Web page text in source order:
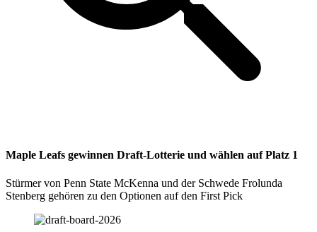
Maple Leafs gewinnen Draft-Lotterie und wählen auf Platz 1
Stürmer von Penn State McKenna und der Schwede Frolunda
Stenberg gehören zu den Optionen auf den First Pick